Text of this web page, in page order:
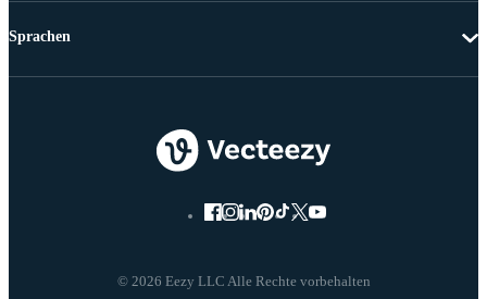
© 2026 Eezy LLC Alle Rechte vorbehalten
Sprachen